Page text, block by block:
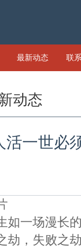
最新动态 联
动态
活一世必
如一场漫长
劫，失败之